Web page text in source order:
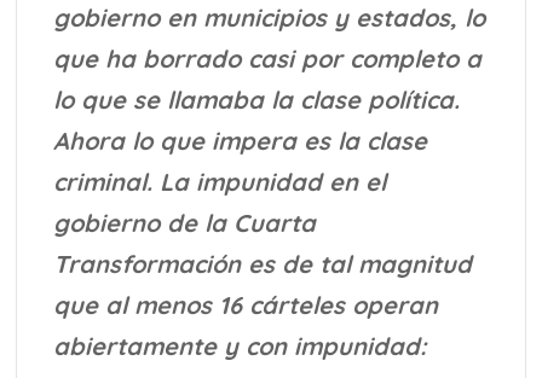
gobierno en municipios y estados, lo
que ha borrado casi por completo a
lo que se llamaba la clase política.
Ahora lo que impera es la clase
criminal. La impunidad en el
gobierno de la Cuarta
Transformación es de tal magnitud
que al menos 16 cárteles operan
abiertamente y con impunidad: